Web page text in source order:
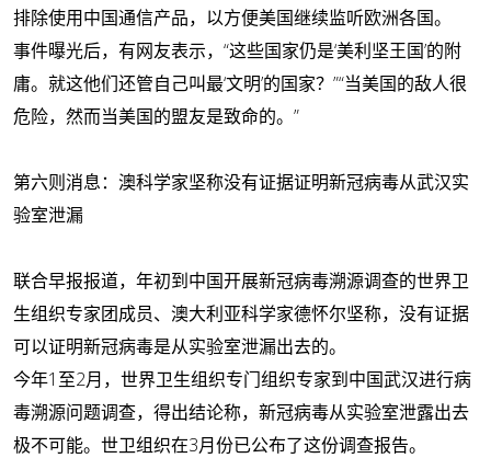
排除使用中国通信产品，以方便美国继续监听欧洲各国。
事件曝光后，有网友表示，“这些国家仍是‘美利坚王国’的附
庸。就这他们还管自己叫最‘文明’的国家？”“当美国的敌人很
危险，然而当美国的盟友是致命的。”
第六则消息：澳科学家坚称没有证据证明新冠病毒从武汉实
验室泄漏
联合早报报道，年初到中国开展新冠病毒溯源调查的世界卫
生组织专家团成员、澳大利亚科学家德怀尔坚称，没有证据
可以证明新冠病毒是从实验室泄漏出去的。
今年1至2月，世界卫生组织专门组织专家到中国武汉进行病
毒溯源问题调查，得出结论称，新冠病毒从实验室泄露出去
极不可能。世卫组织在3月份已公布了这份调查报告。